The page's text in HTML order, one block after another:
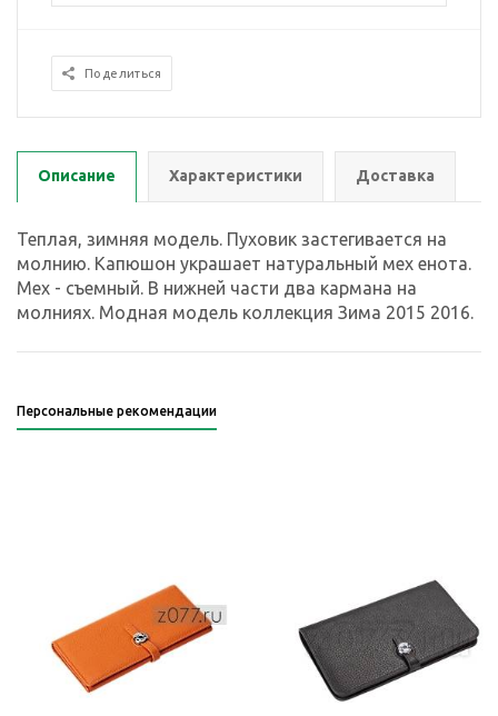
Поделиться
Описание Характеристики Доставка
Теплая, зимняя модель. Пуховик застегивается на
молнию. Капюшон украшает натуральный мех енота.
Мех - съемный. В нижней части два кармана на
молниях. Модная модель коллекция Зима 2015 2016.
Персональные рекомендации